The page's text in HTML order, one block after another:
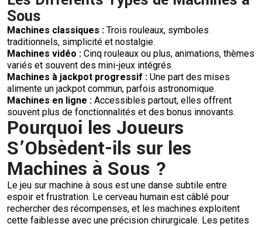
Sous
Machines classiques : Trois rouleaux, symboles
traditionnels, simplicité et nostalgie.
Machines vidéo : Cinq rouleaux ou plus, animations, thèmes
variés et souvent des mini-jeux intégrés.
Machines à jackpot progressif : Une part des mises
alimente un jackpot commun, parfois astronomique.
Machines en ligne : Accessibles partout, elles offrent
souvent plus de fonctionnalités et des bonus innovants.
Pourquoi les Joueurs
S’Obsèdent-ils sur les
Machines à Sous ?
Le jeu sur machine à sous est une danse subtile entre
espoir et frustration. Le cerveau humain est câblé pour
rechercher des récompenses, et les machines exploitent
cette faiblesse avec une précision chirurgicale. Les petites